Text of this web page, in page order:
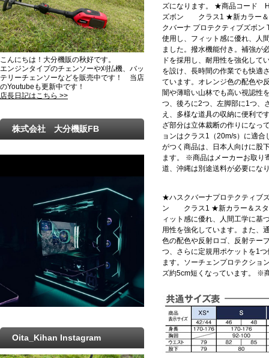
ズになります。 ★商品コード
ズボン クラス1 ★新カラー＆
クバーナ プロテクティブズボン
使用し、フィット感に優れ、人
ました。撥水機能付き。補強が
ドを採用し、耐用性を強化して
を設け、長時間の作業でも快適
ています。オレンジ色の配色や
闇や薄暗い山林でも高い視認性
つ、後ろに2つ、左脚部に1つ、
え、多様な道具の収納に便利で
ざ部分は立体裁断の作りになっ
ョンはクラス1（20m/s）に適
がつく商品は、日本人向けに股
ます。 ※商品はメーカーお取
道、沖縄は別途送料が必要にな
★ハスクバーナプロテクティブ
ン クラス1 ★新カラー＆スタイ
ィット感に優れ、人間工学に基
用性を強化しています。また、
色の配色や反射ロゴ、反射テー
つ、さらに定規用ポケットを1
ます。ソーチェンプロテクショ
ズ約5cm短くなっています。 ※
こんにちは！大分機販の秋好です。
エンジンタイプのチェンソーや刈払機、バッ
テリーチェンソーなどを販売中です！ 当店
のYoutubeも更新中です！
店長日記はこちら >>
株式会社 大分機販FB
Oita_Kihan Instagram